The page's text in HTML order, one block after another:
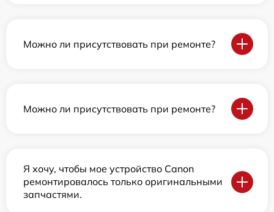
Можно ли присутствовать при ремонте?
Можно ли присутствовать при ремонте?
Я хочу, чтобы мое устройство Canon
ремонтировалось только оригинальными
запчастями.